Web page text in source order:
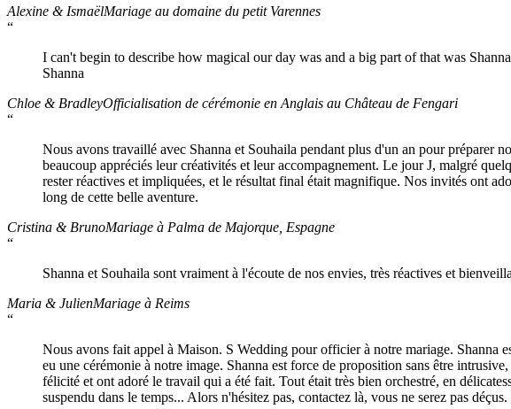
Alexine & IsmaëlMariage au domaine du petit Varennes
“
I can't begin to describe how magical our day was and a big part of that was
Shanna
Chloe & BradleyOfficialisation de cérémonie en Anglais au Château de Fengari
“
Nous avons travaillé avec Shanna et Souhaila pendant plus d'un an pour préparer
beaucoup appréciés leur créativités et leur accompagnement. Le jour J, malgré
rester réactives et impliquées, et le résultat final était magnifique. Nos invités ont
long de cette belle aventure.
Cristina & BrunoMariage à Palma de Majorque, Espagne
“
Shanna et Souhaila sont vraiment à l'écoute de nos envies, très réactives et
Maria & JulienMariage à Reims
“
Nous avons fait appel à Maison. S Wedding pour officier à notre mariage. Shanna
eu une cérémonie à notre image. Shanna est force de proposition sans être
félicité et ont adoré le travail qui a été fait. Tout était très bien orchestré, en
suspendu dans le temps... Alors n'hésitez pas, contactez là, vous ne serez pas